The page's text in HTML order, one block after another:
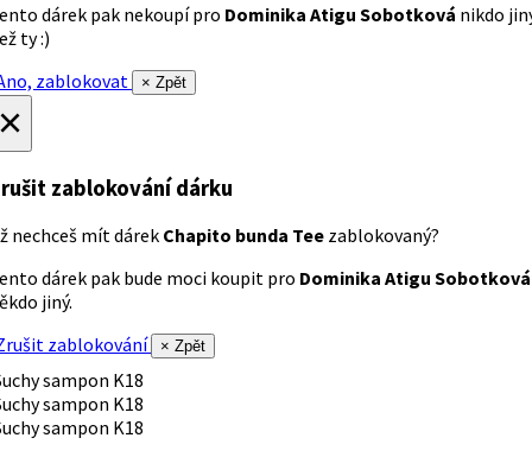
dárek pak nekoupí pro Dominika Atigu Sobotková nikdo
ty :)
zablokovat
× Zpět
zablokování dárku
nechceš mít dárek Chapito bunda Tee zablokovaný?
dárek pak bude moci koupit pro Dominika Atigu Sobotková
jiný.
zablokování
× Zpět